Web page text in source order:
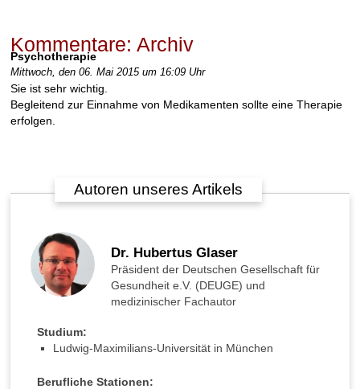
Kommentare: Archiv
Psychotherapie
Mittwoch, den 06. Mai 2015 um 16:09 Uhr
Sie ist sehr wichtig.
Begleitend zur Einnahme von Medikamenten sollte eine Therapie
erfolgen.
Autoren unseres Artikels
Dr. Hubertus Glaser
Präsident der Deutschen Gesellschaft für
Gesundheit e.V. (DEUGE) und
medizinischer Fachautor
Studium:
Ludwig-Maximilians-Universität in München
Berufliche Stationen: